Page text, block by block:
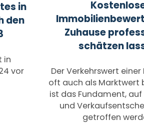
in
den
in
vor
Zuhause
schätzen
Der Verkehrswert
oft auch als Marktwert
ist das Fundament,
und
getroffen